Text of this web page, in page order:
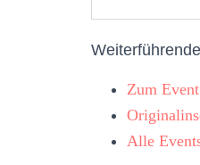
Zum Event
Alle